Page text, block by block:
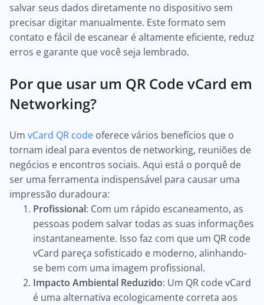
salvar seus dados diretamente no dispositivo sem
precisar digitar manualmente. Este formato sem
contato e fácil de escanear é altamente eficiente, reduz
erros e garante que você seja lembrado.
Por que usar um QR Code vCard em
Networking?
Um vCard QR code oferece vários benefícios que o
tornam ideal para eventos de networking, reuniões de
negócios e encontros sociais. Aqui está o porquê de
ser uma ferramenta indispensável para causar uma
impressão duradoura:
Profissional: Com um rápido escaneamento, as
pessoas podem salvar todas as suas informações
instantaneamente. Isso faz com que um QR code
vCard pareça sofisticado e moderno, alinhando-
se bem com uma imagem profissional.
Impacto Ambiental Reduzido: Um QR code vCard
é uma alternativa ecologicamente correta aos